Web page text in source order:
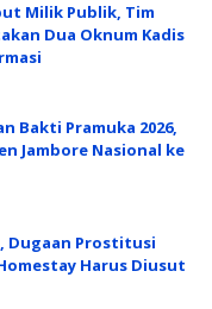
Milik Publik, Tim
Dua Oknum Kadis
Bakti Pramuka 2026,
Jambore Nasional ke
Dugaan Prostitusi
Harus Diusut